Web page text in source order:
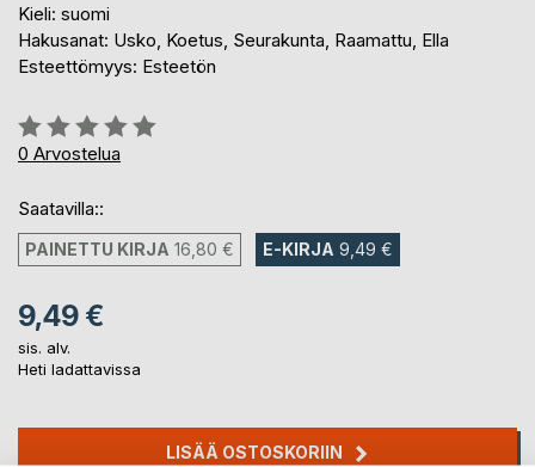
Kieli: suomi
Hakusanat: Usko, Koetus, Seurakunta, Raamattu, Ella
Esteettömyys: Esteetön
Arvostelu::
0%
0 Arvostelua
Saatavilla::
PAINETTU KIRJA 16,80 € E-KIRJA 9,49 €
9,49 €
sis. alv.
Heti ladattavissa
LISÄÄ OSTOSKORIIN